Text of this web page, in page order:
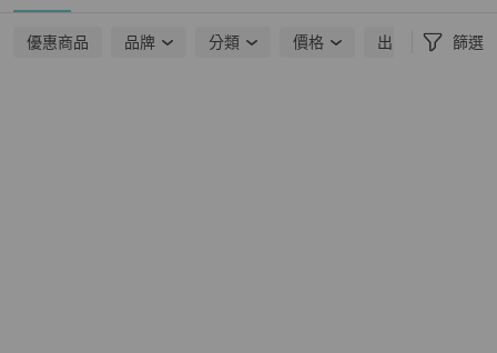
優惠商品 品牌 分類 價格 出貨地點 篩選